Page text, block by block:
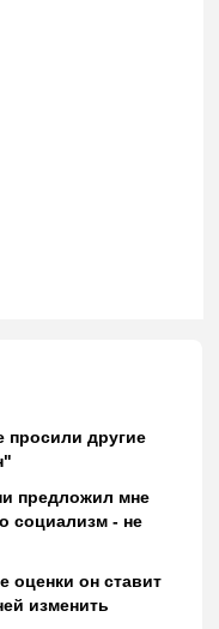
другие
предложил мне
социализм - не
оценки он ставит
изменить